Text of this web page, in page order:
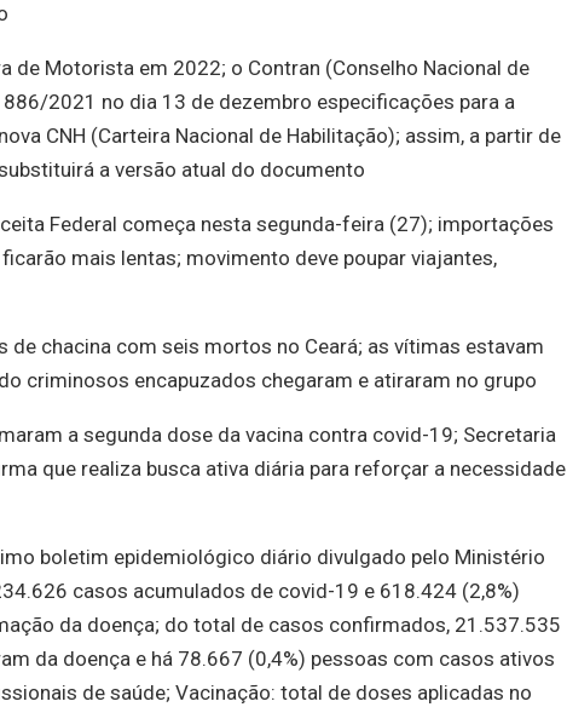
de Motorista em 2022; o Contran (Conselho Nacional de
2021 no dia 13 de dezembro especificações para a
CNH (Carteira Nacional de Habilitação); assim, a partir de
a versão atual do documento
Federal começa nesta segunda-feira (27); importações
mais lentas; movimento deve poupar viajantes,
de chacina com seis mortos no Ceará; as vítimas estavam
criminosos encapuzados chegaram e atiraram no grupo
a segunda dose da vacina contra covid-19; Secretaria
que realiza busca ativa diária para reforçar a necessidade
boletim epidemiológico diário divulgado pelo Ministério
casos acumulados de covid-19 e 618.424 (2,8%)
da doença; do total de casos confirmados, 21.537.535
da doença e há 78.667 (0,4%) pessoas com casos ativos
de saúde; Vacinação: total de doses aplicadas no